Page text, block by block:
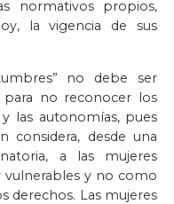
normativos propios,
la vigencia de sus
no debe ser
no reconocer los
las autonomías, pues
considera, desde una
a las mujeres
vulnerables y no como
derechos. Las mujeres